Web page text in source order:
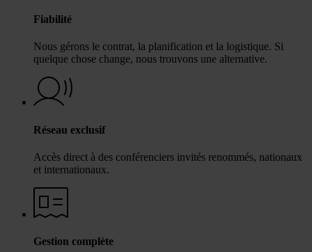
Fiabilité
Nous gérons le contrat, la planification et la logistique. Si
quelque chose change, nous trouvons une alternative.
Réseau exclusif
Accès direct à des conférenciers invités renommés, nationaux
et internationaux.
Gestion complète